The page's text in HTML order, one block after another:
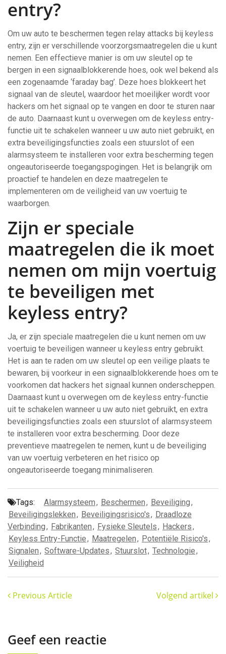
entry?
Om uw auto te beschermen tegen relay attacks bij keyless
entry, zijn er verschillende voorzorgsmaatregelen die u kunt
nemen. Een effectieve manier is om uw sleutel op te
bergen in een signaalblokkerende hoes, ook wel bekend als
een zogenaamde ‘faraday bag’. Deze hoes blokkeert het
signaal van de sleutel, waardoor het moeilijker wordt voor
hackers om het signaal op te vangen en door te sturen naar
de auto. Daarnaast kunt u overwegen om de keyless entry-
functie uit te schakelen wanneer u uw auto niet gebruikt, en
extra beveiligingsfuncties zoals een stuurslot of een
alarmsysteem te installeren voor extra bescherming tegen
ongeautoriseerde toegangspogingen. Het is belangrijk om
proactief te handelen en deze maatregelen te
implementeren om de veiligheid van uw voertuig te
waarborgen.
Zijn er speciale
maatregelen die ik moet
nemen om mijn voertuig
te beveiligen met
keyless entry?
Ja, er zijn speciale maatregelen die u kunt nemen om uw
voertuig te beveiligen wanneer u keyless entry gebruikt.
Het is aan te raden om uw sleutel op een veilige plaats te
bewaren, bij voorkeur in een signaalblokkerende hoes om te
voorkomen dat hackers het signaal kunnen onderscheppen.
Daarnaast kunt u overwegen om de keyless entry-functie
uit te schakelen wanneer u uw auto niet gebruikt, en extra
beveiligingsfuncties zoals een stuurslot of alarmsysteem
te installeren voor extra bescherming. Door deze
preventieve maatregelen te nemen, kunt u de beveiliging
van uw voertuig verbeteren en het risico op
ongeautoriseerde toegang minimaliseren.
Tags: Alarmsysteem, Beschermen, Beveiliging,
Beveiligingslekken, Beveiligingsrisico's, Draadloze
Verbinding, Fabrikanten, Fysieke Sleutels, Hackers,
Keyless Entry-Functie, Maatregelen, Potentiële Risico's,
Signalen, Software-Updates, Stuurslot, Technologie,
Veiligheid
Previous Article Volgend artikel
Geef een reactie